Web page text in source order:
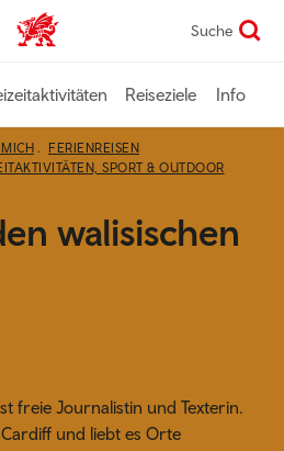
VisitWales home Suche
Reiseziele Info
MICH
FERIENREISEN
SPORT & OUTDOOR
walisischen
freie Journalistin und Texterin.
und liebt es Orte